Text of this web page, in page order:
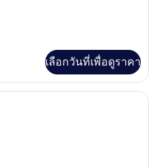
เลือกวันที่เพื่อดูราคา
Suite Eiffel Signature | เครื่องนอนร